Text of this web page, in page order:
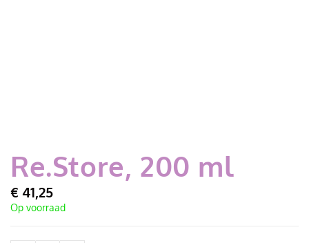
Re.Store, 200 ml
€ 41,25
Op voorraad